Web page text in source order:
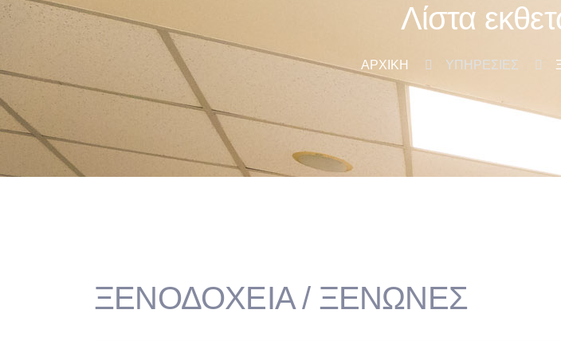
Λίστα
ΑΡΧΙΚΗ ΥΠΗΡΕΣΙΕΣ
ΞΕΝΟΔΟΧΕΙΑ / ΞΕΝΩΝΕΣ